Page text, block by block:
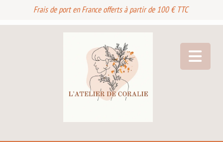
Frais de port en France offerts à partir de 100 € TTC